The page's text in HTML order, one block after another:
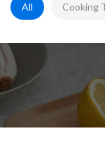
All Cooking